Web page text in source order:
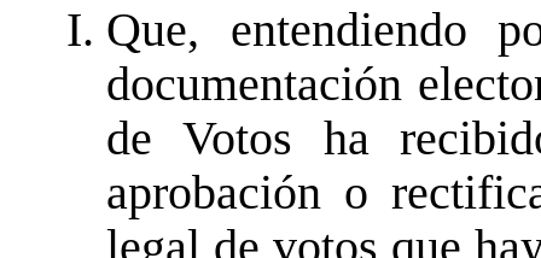
Que, entendiendo
documentación
de Votos ha
aprobación o
legal de votos que